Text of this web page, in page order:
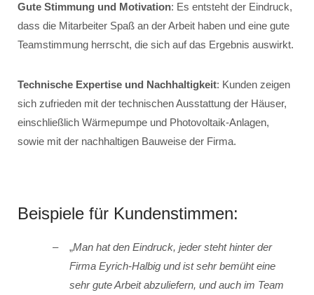
Gute Stimmung und Motivation: Es entsteht der Eindruck,
dass die Mitarbeiter Spaß an der Arbeit haben und eine gute
Teamstimmung herrscht, die sich auf das Ergebnis auswirkt.
Technische Expertise und Nachhaltigkeit: Kunden zeigen
sich zufrieden mit der technischen Ausstattung der Häuser,
einschließlich Wärmepumpe und Photovoltaik-Anlagen,
sowie mit der nachhaltigen Bauweise der Firma.
Beispiele für Kundenstimmen:
„Man hat den Eindruck, jeder steht hinter der
Firma Eyrich-Halbig und ist sehr bemüht eine
sehr gute Arbeit abzuliefern, und auch im Team